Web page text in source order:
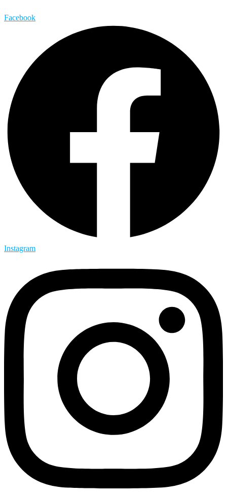
Facebook
Instagram